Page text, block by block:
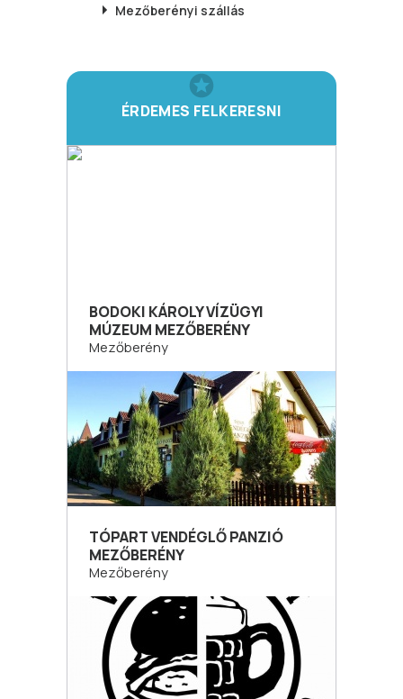
Mezőberényi szállás
ÉRDEMES FELKERESNI
BODOKI KÁROLY VÍZÜGYI
MÚZEUM MEZŐBERÉNY
Mezőberény
TÓPART VENDÉGLŐ PANZIÓ
MEZŐBERÉNY
Mezőberény